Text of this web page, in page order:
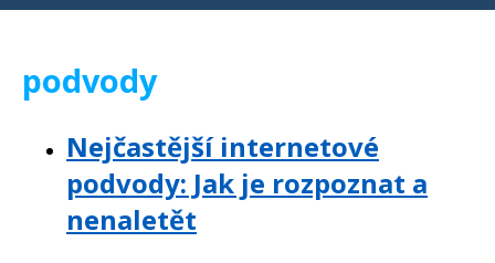
podvody
Nejčastější internetové
podvody: Jak je rozpoznat a
nenaletět